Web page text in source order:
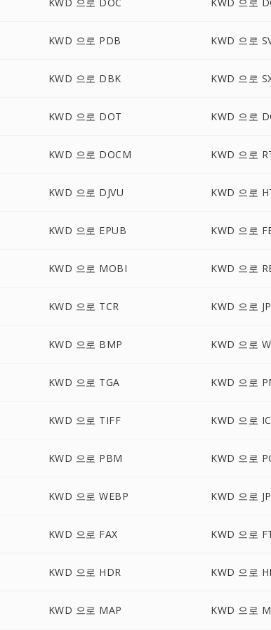
KWD 으로 PDB KWD 으로
KWD 으로 DBK KWD 으로
KWD 으로 DOT KWD 으로
KWD 으로 DOCM KWD 으로
KWD 으로 DJVU KWD 으로
KWD 으로 EPUB KWD 으로
KWD 으로 MOBI KWD 으로
KWD 으로 TCR KWD 으로
KWD 으로 BMP KWD 으로
KWD 으로 TGA KWD 으로
KWD 으로 TIFF KWD 으로
KWD 으로 PBM KWD 으로
KWD 으로 WEBP KWD 으로
KWD 으로 FAX KWD 으로
KWD 으로 HDR KWD 으로
KWD 으로 MAP KWD 으로